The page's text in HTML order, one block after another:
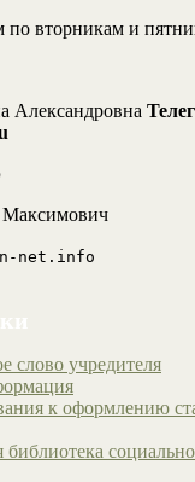
по вторникам и
Александровна
net.info
слово учредителя
к оформлению
библиотека